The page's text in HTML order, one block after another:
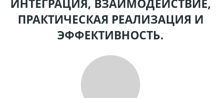
ИНТЕГРАЦИЯ, ВЗАИМОДЕЙСТВИЕ,
ПРАКТИЧЕСКАЯ РЕАЛИЗАЦИЯ И
ЭФФЕКТИВНОСТЬ.